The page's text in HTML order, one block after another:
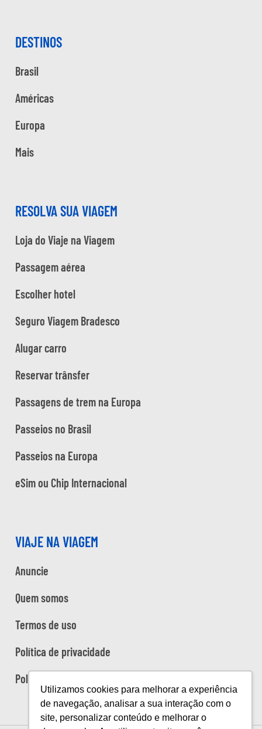
Utilizamos cookies para melhorar a experiência
de navegação, analisar a sua interação com o
site, personalizar conteúdo e melhorar o
DESTINOS
Brasil
Américas
Europa
Mais
RESOLVA SUA VIAGEM
Loja do Viaje na Viagem
Passagem aérea
Escolher hotel
Seguro Viagem Bradesco
Alugar carro
Reservar trânsfer
Passagens de trem na Europa
Passeios no Brasil
Passeios na Europa
eSim ou Chip Internacional
VIAJE NA VIAGEM
Anuncie
Quem somos
Termos de uso
Política de privacidade
Política de cookies